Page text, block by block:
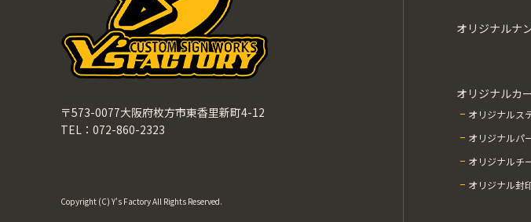
オリジナルナ
オリジナルカ
オリジナルス
オリジナルパ
オリジナルチ
オリジナル封
〒573-0077大阪府枚方市東香里新町4-12
TEL：072-860-2323
Copyright (C) Y's Factory All Rights Reserved.